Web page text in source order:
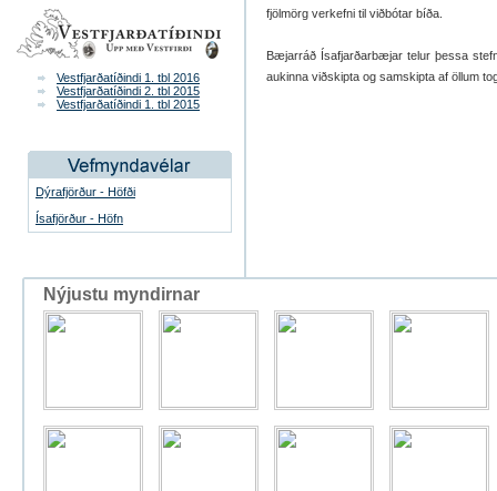
Vestfjarðatíðindi 1. tbl 2016
Vestfjarðatíðindi 2. tbl 2015
Vestfjarðatíðindi 1. tbl 2015
Dýrafjörður - Höfði
Ísafjörður - Höfn
fjölmörg verkefni til viðbótar bíða.
Bæjarráð Ísafjarðarbæjar telur þessa
aukinna viðskipta og samskipta af öllum
Nýjustu myndirnar